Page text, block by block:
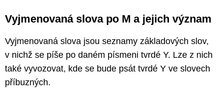
Vyjmenovaná slova po M a jejich význam
Vyjmenovaná slova jsou seznamy základových slov,
v nichž se píše po daném písmeni tvrdé Y. Lze z nich
také vyvozovat, kde se bude psát tvrdé Y ve slovech
příbuzných.